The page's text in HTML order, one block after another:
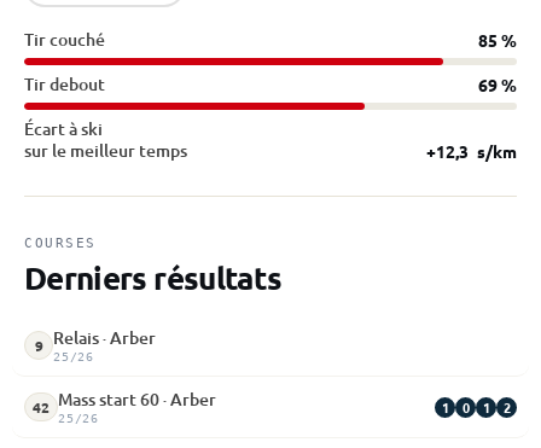
Tir couché 85 %
Tir debout 69 %
Écart à ski
sur le meilleur temps
+12,3 s/km
COURSES
Derniers résultats
9 Relais · Arber
25/26
42 Mass start 60 · Arber
25/26
1 0 1 2